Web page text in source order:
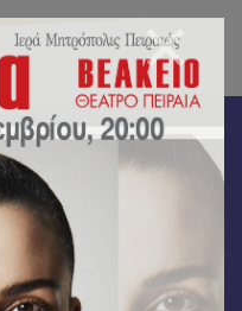
από το νηπιαγωγείο στο
κοινές δραστηριότητες σε